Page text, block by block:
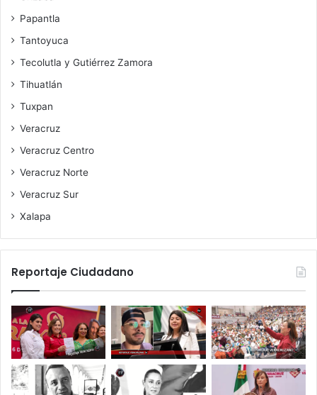
Papantla
Tantoyuca
Tecolutla y Gutiérrez Zamora
Tihuatlán
Tuxpan
Veracruz
Veracruz Centro
Veracruz Norte
Veracruz Sur
Xalapa
Reportaje Ciudadano